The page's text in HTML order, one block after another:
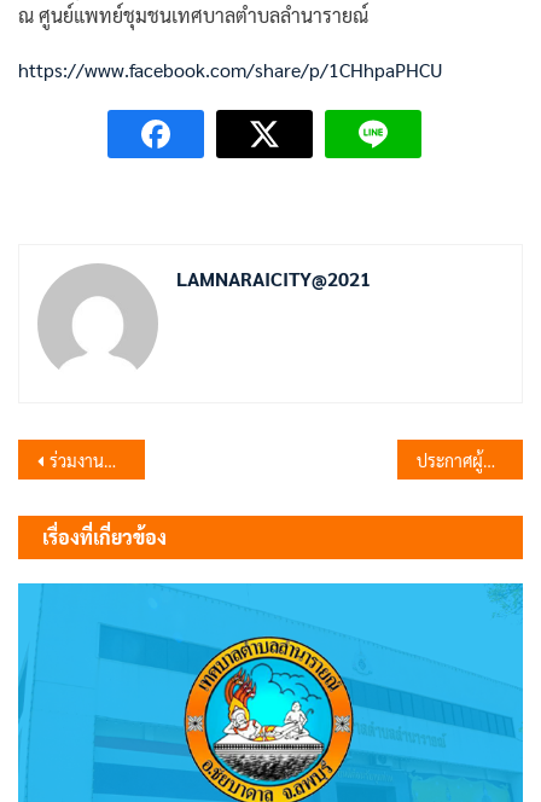
ณ ศูนย์แพทย์ชุมชนเทศบาลตำบลลำนารายณ์
https://www.facebook.com/share/p/1CHhpaPHCU
LAMNARAICITY@2021
แนะแนว
เรื่อง
ร่วมงานแถลงข่าวการจัดงานประเพณีลอยกระทง ประจำปี 2568 ประกาศผู้ชนะการเสนอราคาซื้ออาหารเสริม (นม) แบบ พาสเจอร์ไรส์ ชนิดถุง ขนาด 200 มิลลิลิตร ช่วงเปิดภาคเรียน และแบบ ยูเอชที ชนิดกล่อง ขนาด 200 มิลลิลิตร ช่วงปิดภาคเรียน ให้กับเด็กนักเรียนภาคเรียนที่ 2 ประจำปีการศึกษา 2568 โดยวิธีเฉพาะเจาะจง
เรื่องที่เกี่ยวข้อง